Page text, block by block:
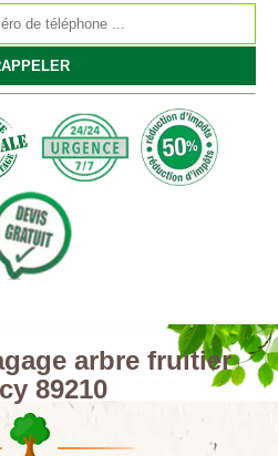
arbre fruitier
89210